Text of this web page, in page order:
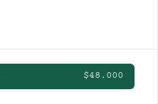
$48.000